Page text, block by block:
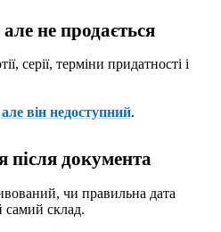
не продається
серії, терміни придатності і
він недоступний.
після документа
чи правильна дата
самий склад.